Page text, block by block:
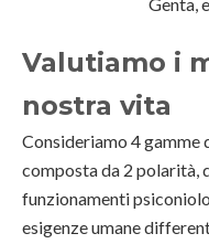
Valutiamo i
nostra vita
Consideriamo 4 gamme
composta da 2 polarità,
funzionamenti
esigenze umane